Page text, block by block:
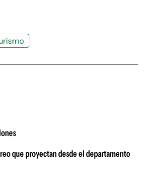
que proyectan desde el departamento